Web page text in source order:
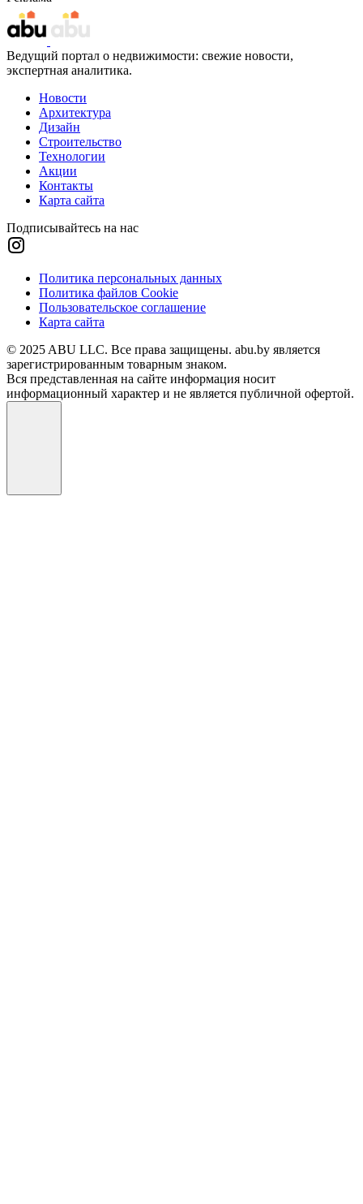
Ведущий портал о недвижимости: свежие новости,
экспертная аналитика.
Новости
Архитектура
Дизайн
Строительство
Технологии
Акции
Контакты
Карта сайта
Подписывайтесь на нас
Политика персональных данных
Политика файлов Cookie
Пользовательское соглашение
Карта сайта
© 2025 ABU LLC. Все права защищены. abu.by является
зарегистрированным товарным знаком.
Вся представленная на сайте информация носит
информационный характер и не является публичной офертой.